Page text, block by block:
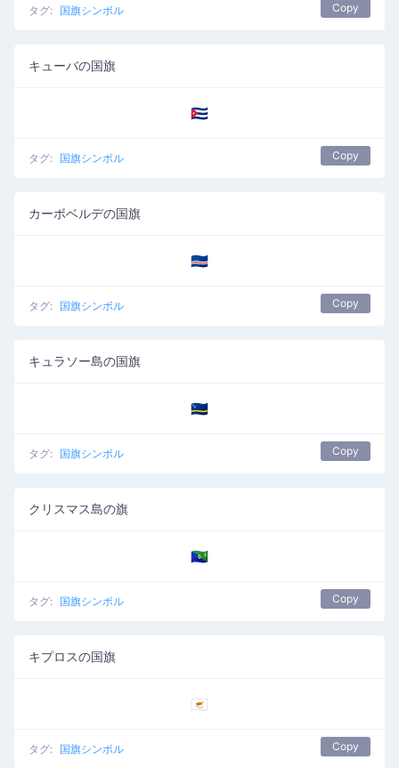
タグ: 国旗シンボル Copy
キューバの国旗
🇨🇺
タグ: 国旗シンボル Copy
カーボベルデの国旗
🇨🇻
タグ: 国旗シンボル Copy
キュラソー島の国旗
🇨🇼
タグ: 国旗シンボル Copy
クリスマス島の旗
🇨🇽
タグ: 国旗シンボル Copy
キプロスの国旗
🇨🇾
タグ: 国旗シンボル Copy